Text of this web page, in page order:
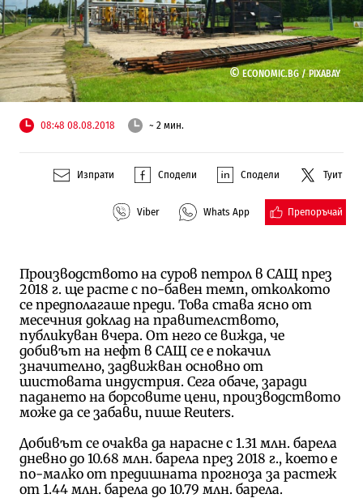
© ECONOMIC.BG /PIXABAY
08:48 08.08.2018 ~ 2 мин.
Изпрати Сподели Сподели Туит
Viber Whats App Препоръчай
Производството на суров петрол в САЩ през
2018 г. ще расте с по-бавен темп, отколкото
се предполагаше преди. Това става ясно от
месечния доклад на правителството,
публикуван вчера. От него се вижда, че
добивът на нефт в САЩ се е покачил
значително, задвижван основно от
шистовата индустрия. Сега обаче, заради
падането на борсовите цени, производството
може да се забави, пише Reuters.
Добивът се очаква да нарасне с 1.31 млн. барела
дневно до 10.68 млн. барела през 2018 г., което е
по-малко от предишната прогноза за растеж
от 1.44 млн. барела до 10.79 млн. барела.